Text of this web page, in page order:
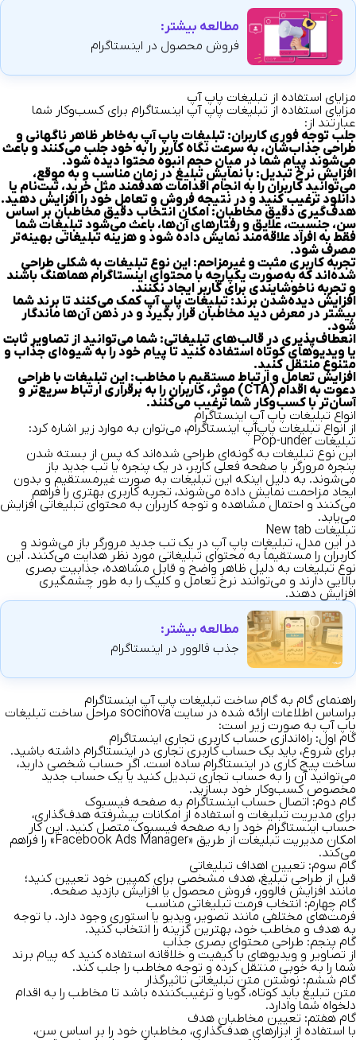
مطالعه بیشتر:
فروش محصول در اینستاگرام
مزایای استفاده از تبلیغات پاپ آپ
مزایای استفاده از تبلیغات پاپ آپ اینستاگرام برای کسب‌وکار شما
عبارتند از:
جلب توجه فوری کاربران: تبلیغات پاپ آپ به‌خاطر ظاهر ناگهانی و
طراحی جذاب‌شان، به سرعت نگاه کاربر را به خود جلب می‌کنند و باعث
می‌شوند پیام شما در میان حجم انبوه محتوا دیده شود.
افزایش نرخ تبدیل: با نمایش تبلیغ در زمان مناسب و به موقع،
می‌توانید کاربران را به انجام اقدامات هدفمند مثل خرید، ثبت‌نام یا
دانلود ترغیب کنید و در نتیجه فروش و تعامل خود را افزایش دهید.
هدف‌گیری دقیق مخاطبان: امکان انتخاب دقیق مخاطبان بر اساس
سن، جنسیت، علایق و رفتارهای آن‌ها، باعث می‌شود تبلیغات شما
فقط به افراد علاقه‌مند نمایش داده شود و هزینه تبلیغاتی بهینه‌تر
مصرف شود.
تجربه کاربری مثبت و غیرمزاحم: این نوع تبلیغات به شکلی طراحی
شده‌اند که به‌صورت یکپارچه با محتوای اینستاگرام هماهنگ باشند
و تجربه ناخوشایندی برای کاربر ایجاد نکنند.
افزایش دیده‌شدن برند: تبلیغات پاپ آپ کمک می‌کنند تا برند شما
بیشتر در معرض دید مخاطبان قرار بگیرد و در ذهن آن‌ها ماندگار
شود.
انعطاف‌پذیری در قالب‌های تبلیغاتی: شما می‌توانید از تصاویر ثابت
یا ویدیوهای کوتاه استفاده کنید تا پیام خود را به شیوه‌ای جذاب و
متنوع منتقل کنید.
افزایش تعامل و ارتباط مستقیم با مخاطب: این تبلیغات با طراحی
دعوت به اقدام (CTA) موثر، کاربران را به برقراری ارتباط سریع‌تر و
آسان‌تر با کسب‌وکار شما ترغیب می‌کنند.
انواع تبلیغات پاپ آپ اینستاگرام
از انواع تبلیغات پاپ‌آپ اینستاگرام، می‌توان به موارد زیر اشاره کرد:
تبلیغات Pop-under
این نوع تبلیغات به گونه‌ای طراحی شده‌اند که پس از بسته شدن
پنجره مرورگر یا صفحه فعلی کاربر، در یک پنجره یا تب جدید باز
می‌شوند. به دلیل اینکه این تبلیغات به صورت غیرمستقیم و بدون
ایجاد مزاحمت نمایش داده می‌شوند، تجربه کاربری بهتری را فراهم
می‌کنند و احتمال مشاهده و توجه کاربران به محتوای تبلیغاتی افزایش
می‌یابد.
تبلیغات New tab
در این مدل، تبلیغات پاپ آپ در یک تب جدید مرورگر باز می‌شوند و
کاربران را مستقیماً به محتوای تبلیغاتی مورد نظر هدایت می‌کنند. این
نوع تبلیغات به دلیل ظاهر واضح و قابل مشاهده، جذابیت بصری
بالایی دارند و می‌توانند نرخ تعامل و کلیک را به طور چشمگیری
افزایش دهند.
مطالعه بیشتر:
جذب فالوور در اینستاگرام
راهنمای گام به گام ساخت تبلیغات پاپ آپ اینستاگرام
براساس اطلاعات ارائه شده در سایت socinova
مراحل ساخت تبلیغات
پاپ آپ به صورت زیر است:
گام اول: راه‌اندازی حساب کاربری تجاری اینستاگرام
برای شروع، باید یک حساب کاربری تجاری در اینستاگرام داشته باشید.
ساخت پیج کاری در اینستاگرام ساده است. اگر حساب شخصی دارید،
می‌توانید آن را به حساب تجاری تبدیل کنید یا یک حساب جدید
مخصوص کسب‌وکار خود بسازید.
گام دوم: اتصال حساب اینستاگرام به صفحه فیسبوک
برای مدیریت تبلیغات و استفاده از امکانات پیشرفته هدف‌گذاری،
حساب اینستاگرام خود را به صفحه فیسبوک متصل کنید. این کار
امکان مدیریت تبلیغات از طریق «Facebook Ads Manager» را فراهم
می‌کند.
گام سوم: تعیین اهداف تبلیغاتی
قبل از طراحی تبلیغ، هدف مشخصی برای کمپین خود تعیین کنید؛
مانند افزایش فالوور، فروش محصول یا افزایش بازدید صفحه.
گام چهارم: انتخاب فرمت تبلیغاتی مناسب
فرمت‌های مختلفی مانند تصویر، ویدیو یا استوری وجود دارد. با توجه
به هدف و مخاطب خود، بهترین گزینه را انتخاب کنید.
گام پنجم: طراحی محتوای بصری جذاب
از تصاویر و ویدیوهای با کیفیت و خلاقانه استفاده کنید که پیام برند
شما را به خوبی منتقل کرده و توجه مخاطب را جلب کند.
گام ششم: نوشتن متن تبلیغاتی تاثیرگذار
متن تبلیغ باید کوتاه، گویا و ترغیب‌کننده باشد تا مخاطب را به اقدام
دلخواه شما وادارد.
گام هفتم: تعیین مخاطبان هدف
با استفاده از ابزارهای هدف‌گذاری، مخاطبان خود را بر اساس سن،